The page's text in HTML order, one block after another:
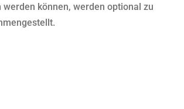
können, werden optional zu